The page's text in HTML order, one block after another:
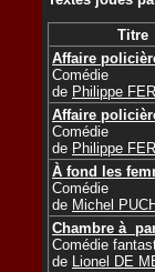
Titre
Affaire
Comédie
de Philippe
Affaire
Comédie
de Philippe
À fond les
Comédie
de Michel
Chambre à
Comédie
de
Lionel DE